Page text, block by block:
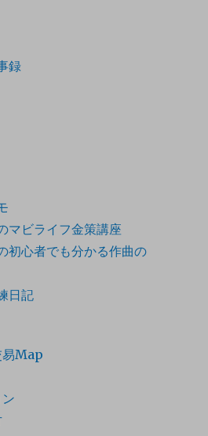
録
マビライフ金策講座
初心者でも分かる作曲の
日記
易Map